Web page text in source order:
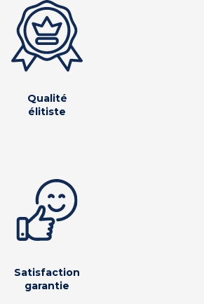
Qualité
élitiste
Satisfaction
garantie